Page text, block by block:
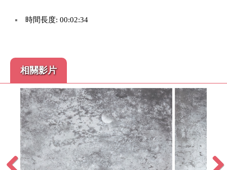
時間長度: 00:02:34
相關影片